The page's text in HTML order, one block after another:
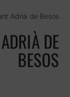
Adrià de Besos
DE
BESOS